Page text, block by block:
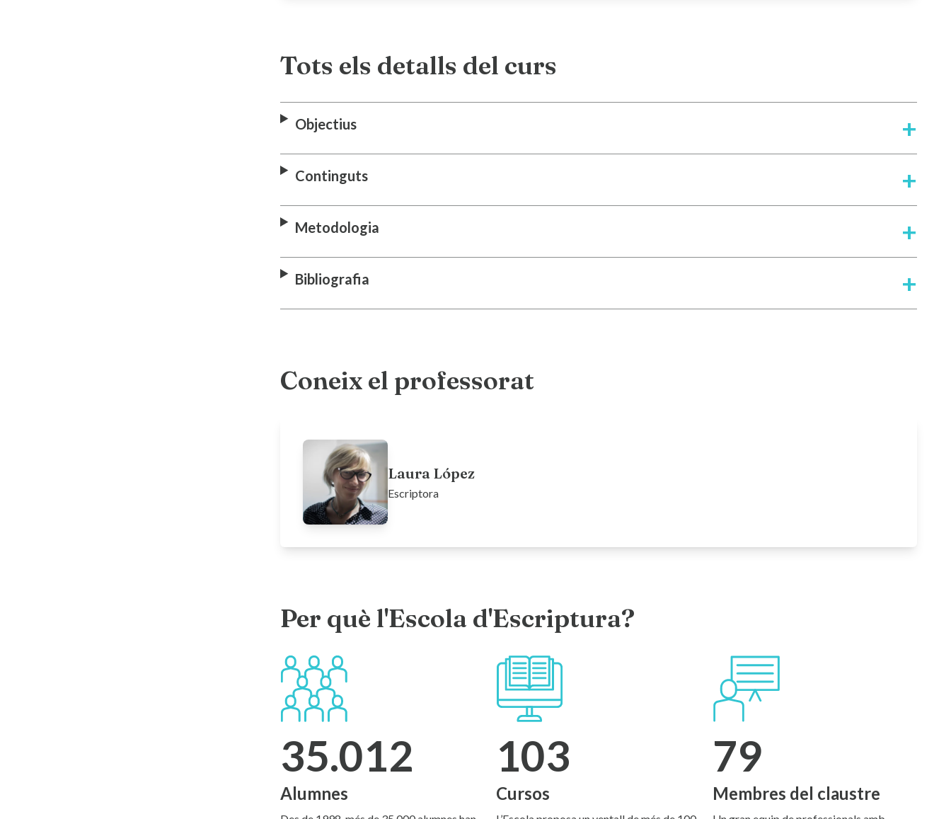
Tots els detalls del curs
Objectius
Continguts
Metodologia
Bibliografia
Coneix el professorat
Laura López
Escriptora
Per què l'Escola d'Escriptura?
35.012
Alumnes
103
Cursos
79
Membres del claustre